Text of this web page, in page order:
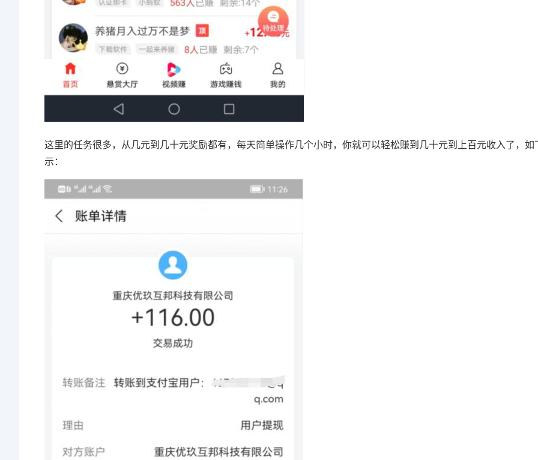
这里的任务很多，从几元到几十元奖励都有，每天简单操作几个小时，你就可以轻松赚到几十元到上百元收入了，如
示：